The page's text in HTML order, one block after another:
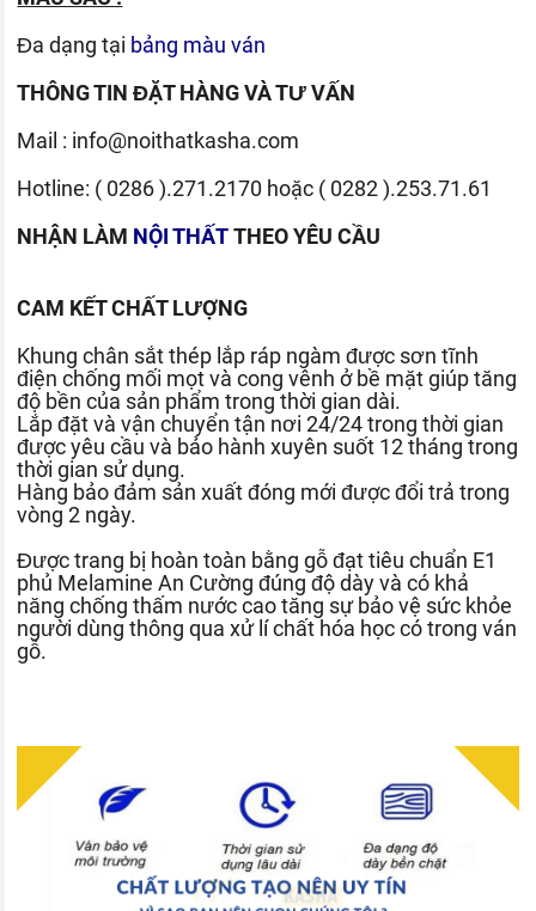
Đa dạng tại bảng màu ván
THÔNG TIN ĐẶT HÀNG VÀ TƯ VẤN
Mail : info@noithatkasha.com
Hotline: ( 0286 ).271.2170 hoặc ( 0282 ).253.71.61
NHẬN LÀM NỘI THẤTTHEO YÊU CẦU
CAM KẾT CHẤT LƯỢNG
Khung chân sắt thép lắp ráp ngàm được sơn tĩnh
điện chống mối mọt và cong vênh ở bề mặt giúp tăng
độ bền của sản phẩm trong thời gian dài.
Lắp đặt và vận chuyển tận nơi 24/24 trong thời gian
được yêu cầu và bảo hành xuyên suốt 12 tháng trong
thời gian sử dụng.
Hàng bảo đảm sản xuất đóng mới được đổi trả trong
vòng 2 ngày.
Được trang bị hoàn toàn bằng gỗ đạt tiêu chuẩn E1
phủ Melamine An Cường đúng độ dày và có khả
năng chống thấm nước cao tăng sự bảo vệ sức khỏe
người dùng thông qua xử lí chất hóa học có trong ván
gỗ.